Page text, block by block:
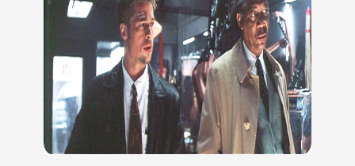
è riuscito a tenere alto il proprio nome, è anche
nella storia del cinema